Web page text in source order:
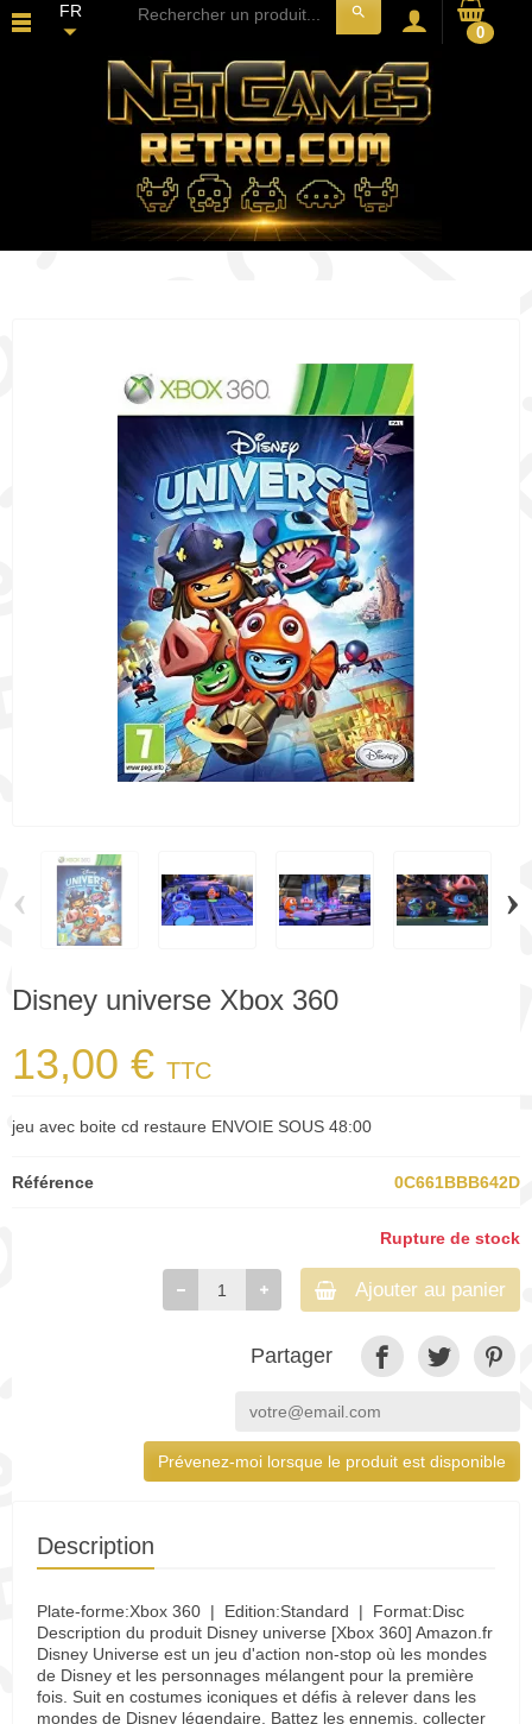
FR
search
0
‹ ›
Disney universe Xbox 360
13,00 € TTC
jeu avec boite cd restaure ENVOIE SOUS 48:00
Référence 0C661BBB642D
Rupture de stock
Ajouter au panier
Partager
Prévenez-moi lorsque le produit est disponible
Description
Plate-forme:Xbox 360 | Edition:Standard | Format:Disc
Description du produit Disney universe [Xbox 360] Amazon.fr
Disney Universe est un jeu d'action non-stop où les mondes
de Disney et les personnages mélangent pour la première
fois. Suit en costumes iconiques et défis à relever dans les
mondes de Disney légendaire. Battez les ennemis, collecter